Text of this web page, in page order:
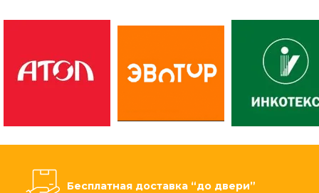
Бесплатная доставка “до двери”